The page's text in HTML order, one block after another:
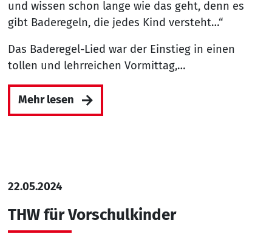
und wissen schon lange wie das geht, denn es
gibt Baderegeln, die jedes Kind versteht…“
Das Baderegel-Lied war der Einstieg in einen
tollen und lehrreichen Vormittag,…
Mehr lesen
22.05.2024
THW für Vorschulkinder